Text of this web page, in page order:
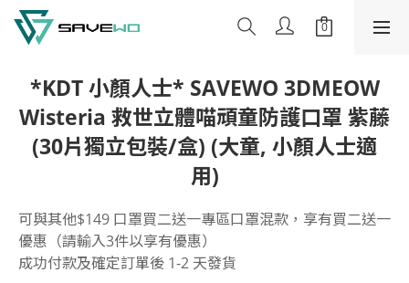
*KDT 小顏人士* SAVEWO 3DMEOW
Wisteria 救世立體喵頑童防護口罩 紫藤
(30片獨立包裝/盒) (大童, 小顏人士適
用)
可與其他$149 口罩買二送一專區口罩混款，享有買二送一
優惠（請輸入3件以享有優惠）
成功付款及確定訂單後 1-2 天發貨